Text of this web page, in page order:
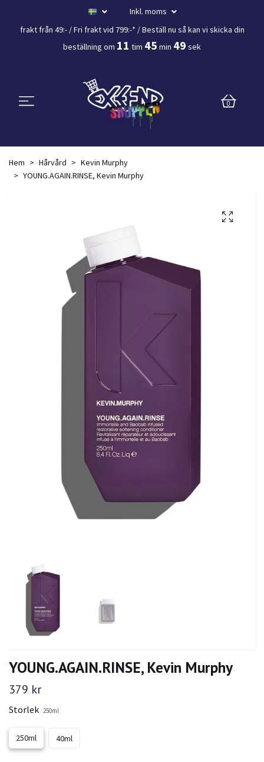
Inkl. moms
frakt från 49:- /Fri frakt vid 799:-* / Beställ nu så kan vi skicka din
beställning om 11 tim 45 min 49 sek
0
Hem Hårvård
Kevin Murphy
YOUNG.AGAIN.RINSE, Kevin Murphy
YOUNG.AGAIN.RINSE, Kevin Murphy
379 kr
Storlek 250ml
250ml 40ml